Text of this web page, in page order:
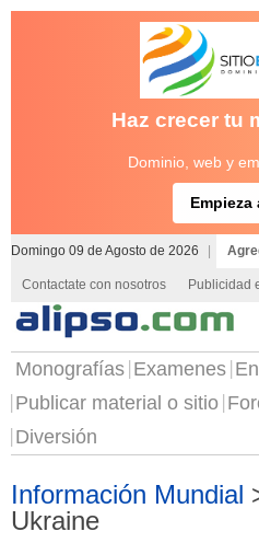
Haz crecer tu
Dominio, web y
Empieza
Domingo 09 de Agosto de 2026
Contactate con nosotros Publicidad
Monografías Examenes
Publicar material o sitio
Diversión
Información Mundial
Ukraine